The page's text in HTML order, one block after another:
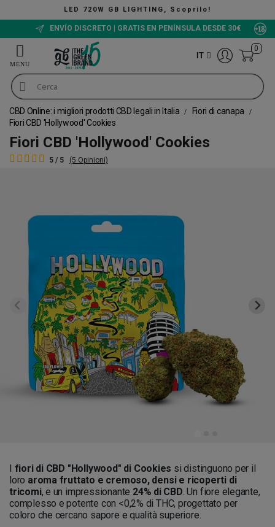
LED 720W GB LIGHTING, Scoprilo!
ENVÍO DISCRETO | GRATIS EN PENÍNSULA DESDE 30€
IT
0
CBD Online: i migliori prodotti CBD legali in Italia
Fiori di canapa
Fiori CBD 'Hollywood' Cookies
Fiori CBD 'Hollywood' Cookies
5 / 5 (5 Opinioni)
I fiori di CBD "Hollywood" di Cookies si distinguono per il
loro aroma fruttato e cremoso, densi e ricoperti di
tricomi, e un impressionante 24% di CBD. Un fiore elegante,
complesso e potente con <0,2% di THC, progettato per
coloro che cercano sapore e qualità superiore.